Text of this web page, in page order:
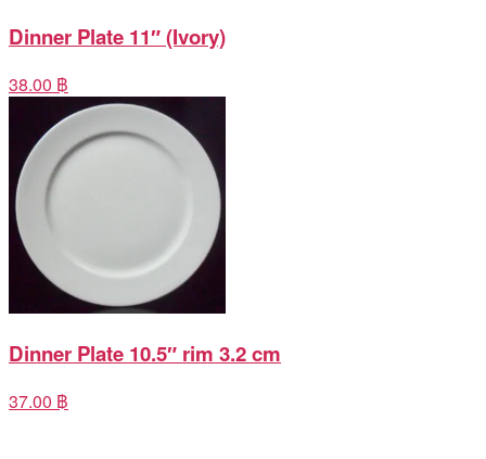
Dinner Plate 11″ (Ivory)
38.00 ฿
Dinner Plate 10.5″ rim 3.2 cm
37.00 ฿